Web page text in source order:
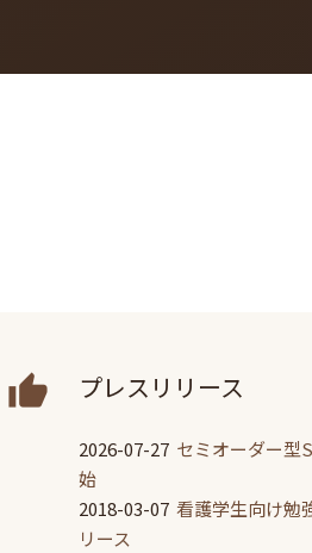
プレスリリース
2026-07-27 セミオーダー型
始
2018-03-07 看護学生向け勉
リース